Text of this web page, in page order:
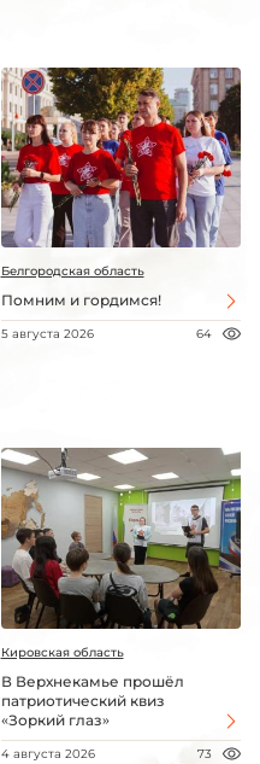
Белгородская область
Помним и гордимся!
5 августа 2026 64
Кировская область
В Верхнекамье прошёл
патриотический квиз
«Зоркий глаз»
4 августа 2026 73